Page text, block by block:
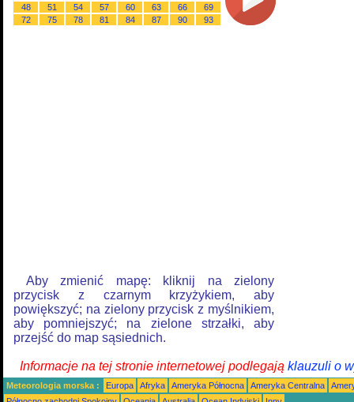
48
51 54 57 60 63 66
69
72
75 78 81 84 87 90 93
Aby zmienić mapę: kliknij na zielony
przycisk z czarnym krzyżykiem, aby
powiększyć; na zielony przycisk z myślnikiem,
aby pomniejszyć; na zielone strzałki, aby
przejść do map sąsiednich.
Informacje na tej stronie internetowej podlegają klauzuli o
Meteorologia morska : Europa Afryka Ameryka Północna Ameryka Centralna